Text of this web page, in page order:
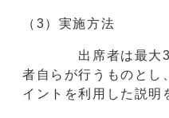
（3）実施方法
出席者は最大3名
者自らが行うものとし
イントを利用した説明